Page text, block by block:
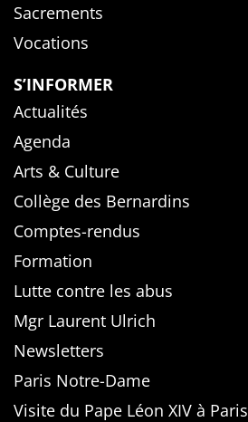
Sacrements
Vocations
S’INFORMER
Actualités
Agenda
Arts & Culture
Collège des Bernardins
Comptes-rendus
Formation
Lutte contre les abus
Mgr Laurent Ulrich
Newsletters
Paris Notre-Dame
Visite du Pape Léon XIV à Paris